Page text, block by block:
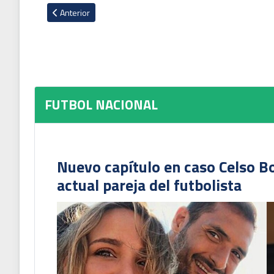
Artículo anterior: Portero sancarleño Jason Vega fue el más
Anterior
FUTBOL NACIONAL
Nuevo capítulo en caso Celso
actual pareja del futbolista